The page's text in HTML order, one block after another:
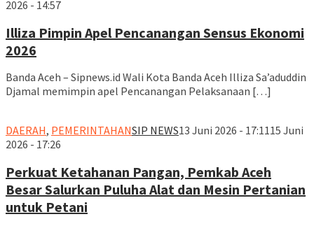
2026 - 14:57
Illiza Pimpin Apel Pencanangan Sensus Ekonomi
2026
Banda Aceh – Sipnews.id Wali Kota Banda Aceh Illiza Sa’aduddin
Djamal memimpin apel Pencanangan Pelaksanaan […]
DAERAH, PEMERINTAHANSIP NEWS13 Juni 2026 - 17:1115 Juni
2026 - 17:26
Perkuat Ketahanan Pangan, Pemkab Aceh
Besar Salurkan Puluha Alat dan Mesin Pertanian
untuk Petani